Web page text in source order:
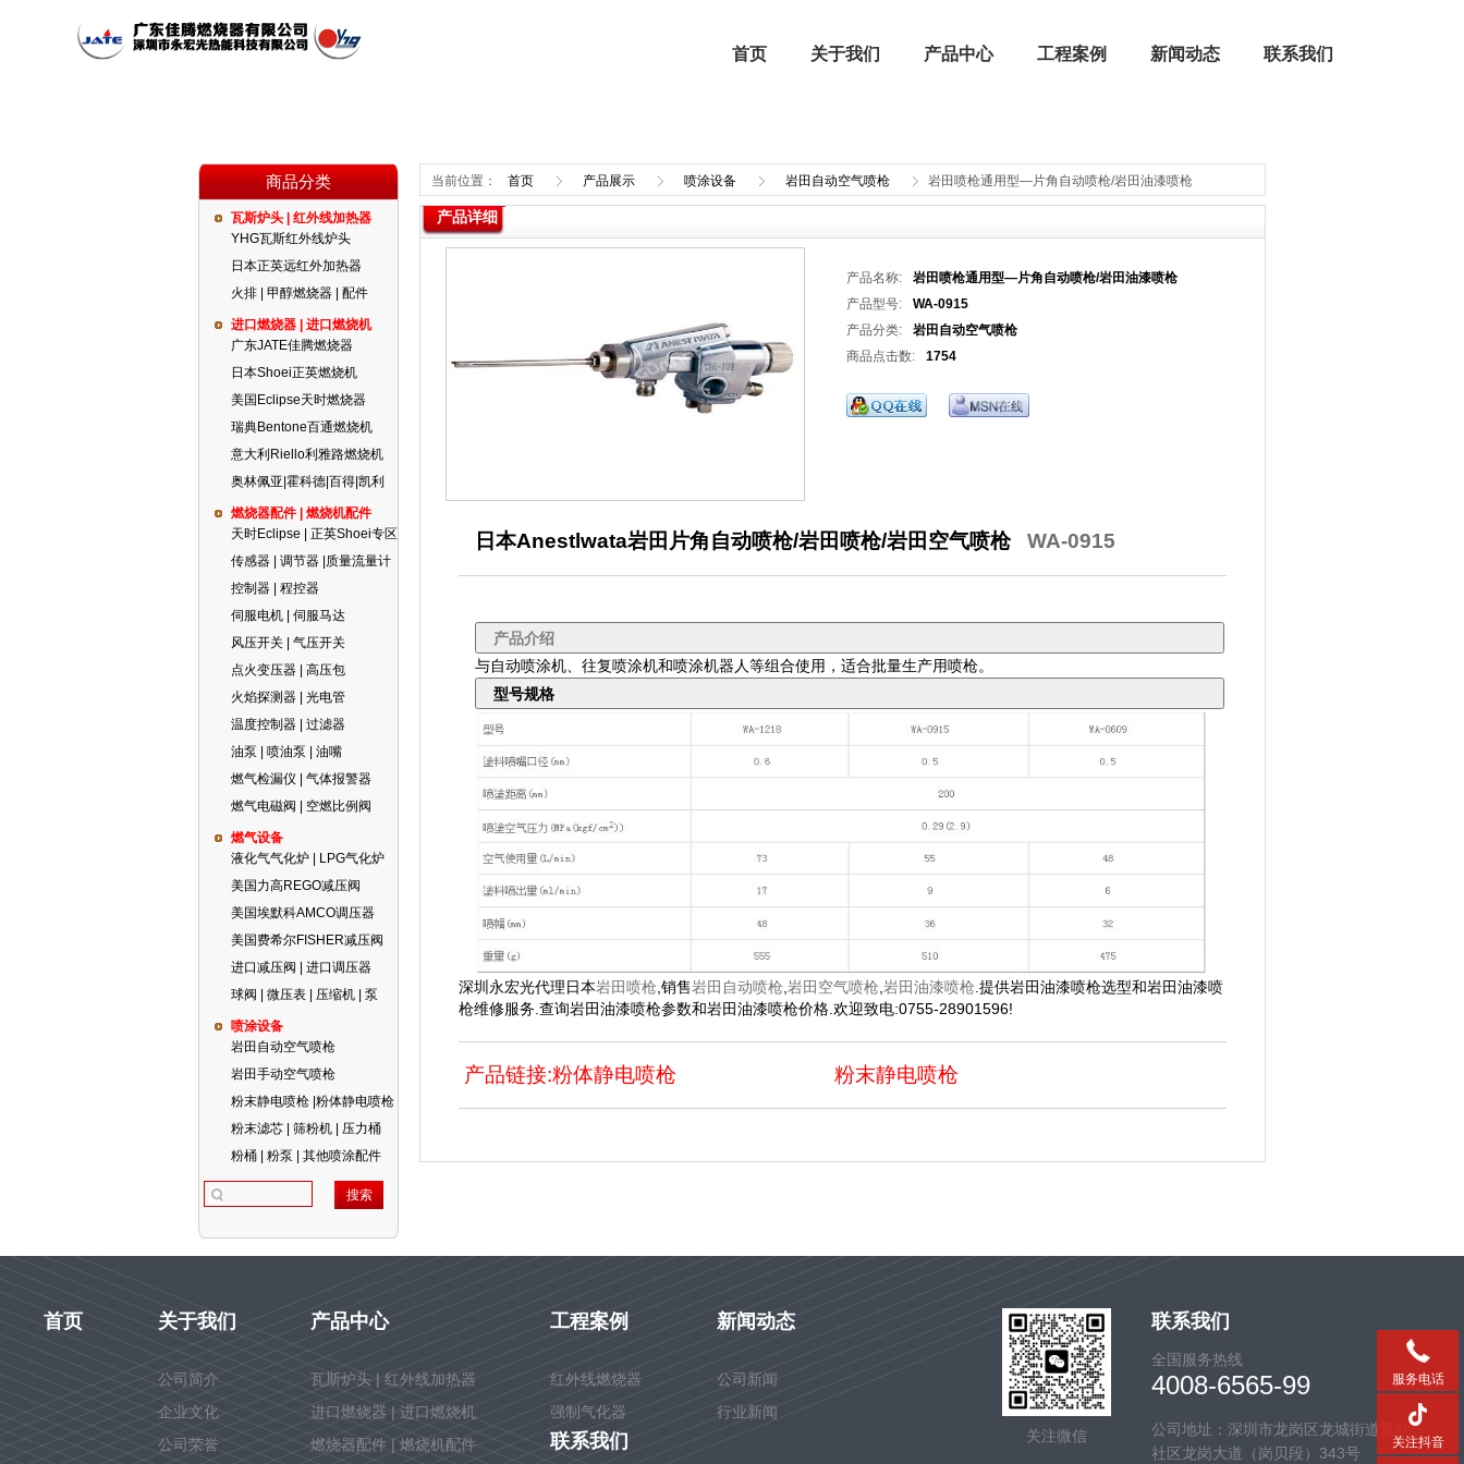
首页 关于我们
企业文化 公司荣誉
产品中心
瓦斯炉头 | 红外线加热器 进口燃烧器 | 进口燃烧机 燃烧器配件 | 燃烧机配件
工程案例
强制气化器
新闻动态
行业新闻
联系我们
商品分类
瓦斯炉头 | 红外线加热器
YHG瓦斯红外线炉头
日本正英远红外加热器
火排 | 甲醇燃烧器 | 配件
进口燃烧器 | 进口燃烧机
广东JATE佳腾燃烧器
日本Shoei正英燃烧机
美国Eclipse天时燃烧器
瑞典Bentone百通燃烧机
意大利Riello利雅路燃烧机
奥林佩亚|霍科德|百得|凯利
燃烧器配件 | 燃烧机配件
天时Eclipse | 正英Shoei专区
传感器 | 调节器 |质量流量计
控制器 | 程控器
伺服电机 | 伺服马达
风压开关 | 气压开关
点火变压器 | 高压包
火焰探测器 | 光电管
温度控制器 | 过滤器
油泵 | 喷油泵 | 油嘴
燃气检漏仪 | 气体报警器
燃气电磁阀 | 空燃比例阀
燃气设备
液化气气化炉 | LPG气化炉
美国力高REGO减压阀
美国埃默科AMCO调压器
美国费希尔FISHER减压阀
进口减压阀 | 进口调压器
球阀 | 微压表 | 压缩机 | 泵
喷涂设备
岩田自动空气喷枪
岩田手动空气喷枪
粉末静电喷枪 |粉体静电喷枪
粉末滤芯 | 筛粉机 | 压力桶
粉桶 | 粉泵 | 其他喷涂配件
当前位置： 首页 产品展示 喷涂设备 岩田自动空气喷枪 岩田喷枪通用型—片角自动喷枪/岩田油漆喷枪
产品详细
产品名称:
岩田喷枪通用型—片角自动喷枪/岩田油漆喷枪
产品型号:
WA-0915
产品分类:
岩田自动空气喷枪
商品点击数:
1754
日本Anestlwata岩田片角自动喷枪/岩田喷枪/岩田空气喷枪 WA-0915
产品介绍
与自动喷涂机、往复喷涂机和喷涂机器人等组合使用，适合批量生产用喷枪。
型号规格
深圳永宏光代理日本岩田喷枪 ,销售岩田自动喷枪 岩田空气喷枪 岩田油漆喷枪 .提供岩田油漆喷枪选型和岩田油漆喷
枪维修服务.查询岩田油漆喷枪参数和岩田油漆喷枪价格.欢迎致电:0755-28901596!
产品链接:粉体静电喷枪 粉末静电喷枪
首页 关于我们
公司简介
企业文化
公司荣誉
产品中心
瓦斯炉头 | 红外线加热器
进口燃烧器 | 进口燃烧机
燃烧器配件 | 燃烧机配件
工程案例
红外线燃烧器
强制气化器
新闻动态
公司新闻
行业新闻
联系我们 关注微信
联系我们
全国服务热线
4008-6565-99
公司地址：深圳市龙岗区龙城街道爱联
社区龙岗大道（岗贝段）343号
服务电话
关注抖音